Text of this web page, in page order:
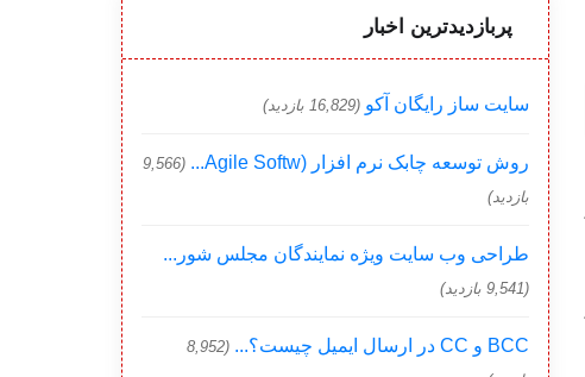
پربازدیدترین اخبار
سایت ساز رایگان آکو (16,829 بازدید)
روش توسعه چابک نرم افزار (Agile Softw...
(9,566
بازدید)
طراحی وب سایت ویژه نمایندگان مجلس شور...
(9,541 بازدید)
BCC و CC در ارسال ایمیل چیست؟...
(8,952